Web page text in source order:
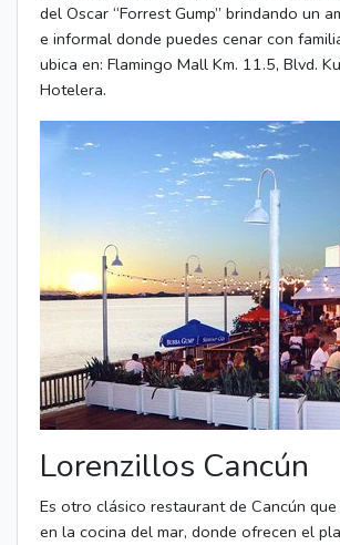
del Oscar “Forrest Gump” brindando un
e informal donde puedes cenar con
ubica en: Flamingo Mall Km. 11.5, Blvd.
Hotelera.
Lorenzillos Cancún
Es otro clásico restaurant de Cancún
en la cocina del mar, donde ofrecen el